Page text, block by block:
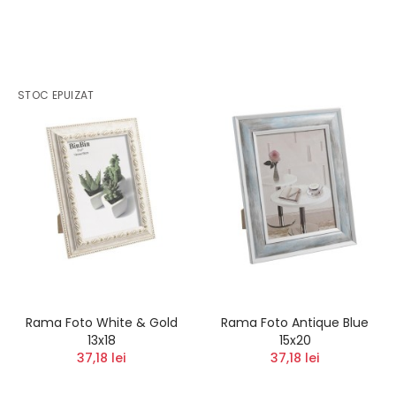
STOC EPUIZAT
Rama Foto White & Gold
13x18
37,18 lei
Rama Foto Antique Blue
15x20
37,18 lei